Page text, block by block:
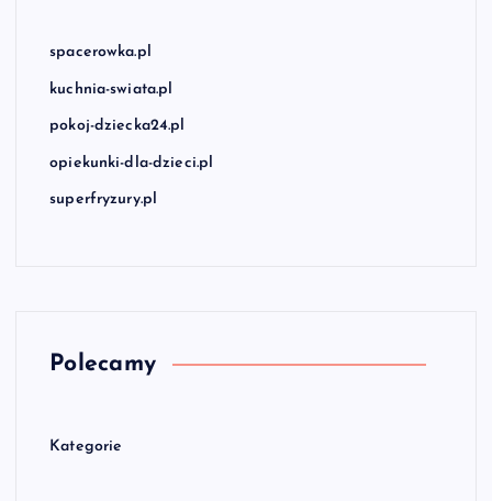
spacerowka.pl
kuchnia-swiata.pl
pokoj-dziecka24.pl
opiekunki-dla-dzieci.pl
superfryzury.pl
Polecamy
Kategorie